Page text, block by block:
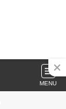
MENU